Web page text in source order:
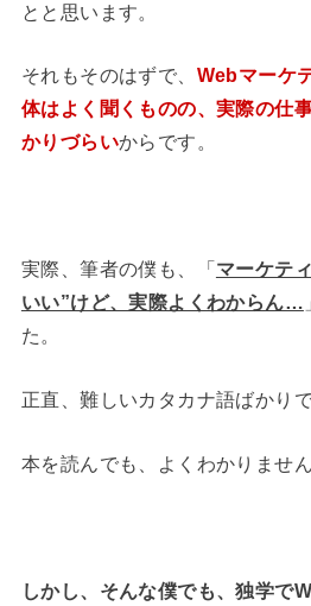
とと思います。
それもそのはずで、 Webマーケ
体はよく聞くものの、 実際の仕
かりづらいからです。
実際、筆者の僕も、「 マーケテ
いい”けど、実際よくわからん…
た。
正直、難しいカタカナ語ばかり
本を読んでも、よくわかりません
しかし、そんな僕でも、独学で